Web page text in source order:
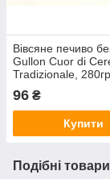
Вівсяне печиво
Gullon Cuor di
Tradizionale, 280гр
96 ₴
Купити
Подібні